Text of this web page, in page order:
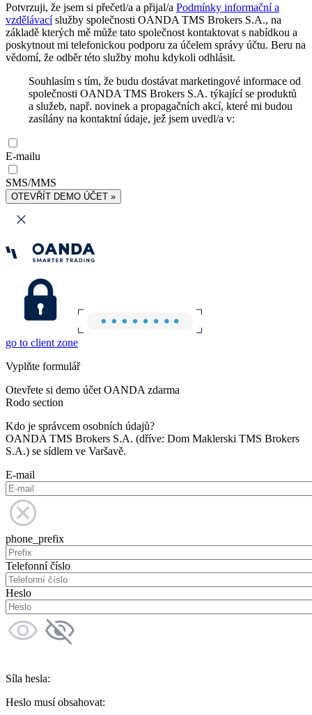
Potvrzuji, že jsem si přečetl/a a přijal/a Podmínky informační a
vzdělávacíslužby společnosti OANDA TMS Brokers S.A., na
základě kterých mě může tato společnost kontaktovat s nabídkou a
poskytnout mi telefonickou podporu za účelem správy účtu. Beru na
vědomí, že odběr této služby mohu kdykoli odhlásit.
Souhlasím s tím, že budu dostávat marketingové informace od
společnosti OANDA TMS Brokers S.A. týkající se produktů
a služeb, např. novinek a propagačních akcí, které mi budou
zasílány na kontaktní údaje, jež jsem uvedl/a v:
E-mailu
SMS/MMS
OTEVŘÍT DEMO ÚČET »
go to client zone
Vyplňte formulář
Otevřete si demo účet OANDA zdarma
Rodo section
Kdo je správcem osobních údajů?
OANDA TMS Brokers S.A. (dříve: Dom Maklerski TMS Brokers
S.A.) se sídlem ve Varšavě.
E-mail
phone_prefix
Telefonní číslo
Heslo
Síla hesla:
Heslo musí obsahovat: